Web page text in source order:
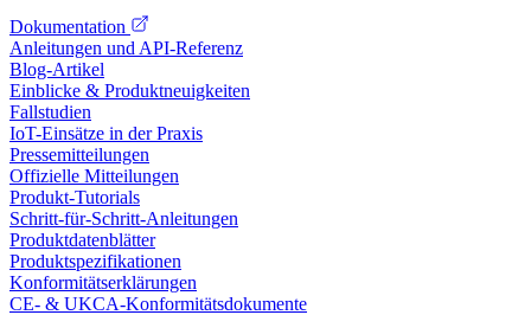
Dokumentation
Anleitungen und API-Referenz
Blog-Artikel
Einblicke & Produktneuigkeiten
Fallstudien
IoT-Einsätze in der Praxis
Pressemitteilungen
Offizielle Mitteilungen
Produkt-Tutorials
Schritt-für-Schritt-Anleitungen
Produktdatenblätter
Produktspezifikationen
Konformitätserklärungen
CE- & UKCA-Konformitätsdokumente